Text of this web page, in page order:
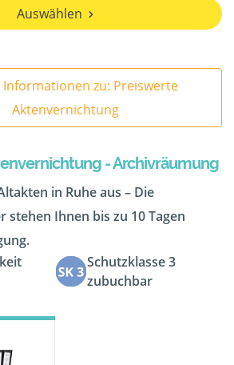
Auswählen
zu: Preiswerte
Aktenvernichtung
- Archivräumung
in Ruhe aus – Die
stehen Ihnen bis zu 10 Tagen
Schutzklasse 3
zubuchbar